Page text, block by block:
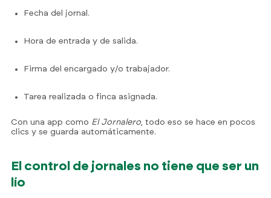
Fecha del jornal.
Hora de entrada y de salida.
Firma del encargado y/o trabajador.
Tarea realizada o finca asignada.
Con una app como El Jornalero, todo eso se hace en pocos
clics y se guarda automáticamente.
El control de jornales no tiene que ser un
lío